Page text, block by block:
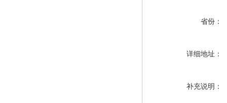
省份：
详细地址：
补充说明：